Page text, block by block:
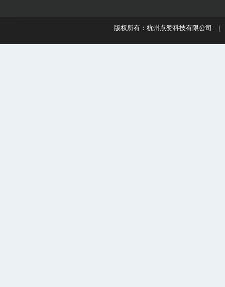
版权所有：杭州点赞科技有限公司